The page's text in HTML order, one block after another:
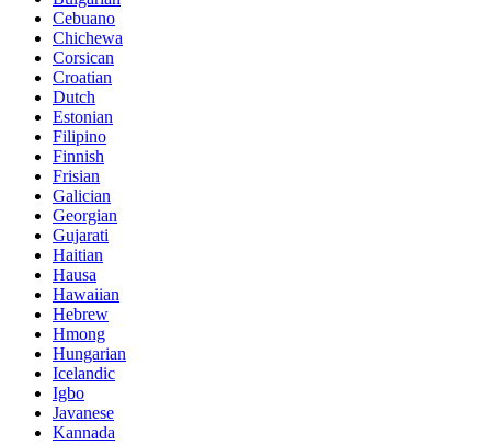
Cebuano
Chichewa
Corsican
Croatian
Dutch
Estonian
Filipino
Finnish
Frisian
Galician
Georgian
Gujarati
Haitian
Hausa
Hawaiian
Hebrew
Hmong
Hungarian
Icelandic
Igbo
Javanese
Kannada